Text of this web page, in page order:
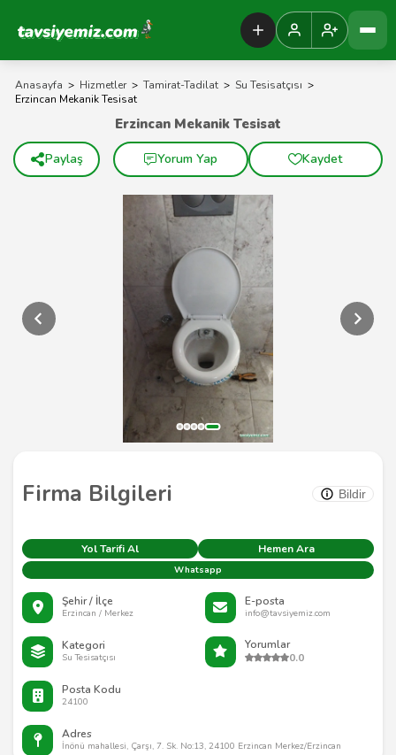
Tavsiyemiz Anasayfa
Anasayfa > Hizmetler > Tamirat-Tadilat > Su Tesisatçısı >
Erzincan Mekanik Tesisat
Firma Bilgileri Bildir
Yol Tarifi Al Hemen Ara
Whatsapp
Şehir / İlçe
Erzincan / Merkez
E-posta
info@tavsiyemiz.com
Kategori
Su Tesisatçısı
Yorumlar
0.0
Posta Kodu
24100
Adres
İnönü mahallesi, Çarşı, 7. Sk. No:13, 24100 Erzincan Merkez/Erzincan
Erzincan Mekanik Tesisat
Paylaş Yorum Yap Kaydet